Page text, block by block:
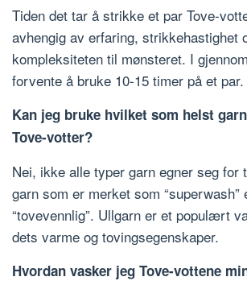
Tiden det tar å strikke et par Tove-
avhengig av erfaring, strikkehastighet
kompleksiteten til mønsteret. I
forvente å bruke 10-15 timer på et par.
Kan jeg bruke hvilket som helst
Tove-votter?
Nei, ikke alle typer garn egner seg for
garn som er merket som “superwash”
“tovevennlig”. Ullgarn er et populært
dets varme og tovingsegenskaper.
Hvordan vasker jeg Tove-vottene